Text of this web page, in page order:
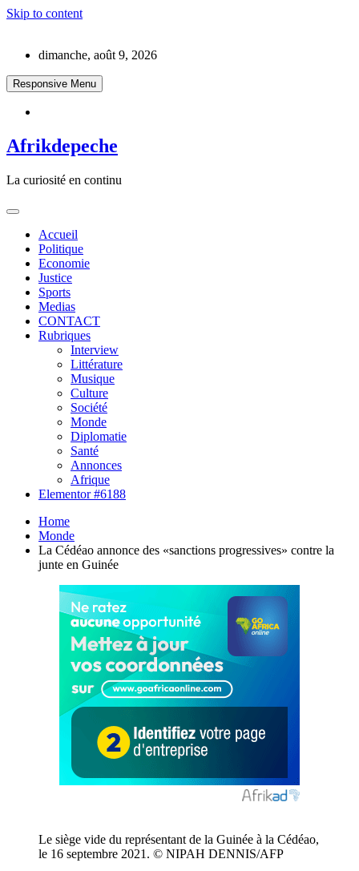
Skip to content
dimanche, août 9, 2026
Responsive Menu
Afrikdepeche
La curiosité en continu
Accueil
Politique
Economie
Justice
Sports
Medias
CONTACT
Rubriques
Interview
Littérature
Musique
Culture
Société
Monde
Diplomatie
Santé
Annonces
Afrique
Elementor #6188
Home
Monde
La Cédéao annonce des «sanctions progressives» contre la
junte en Guinée
Le siège vide du représentant de la Guinée à la Cédéao,
le 16 septembre 2021. © NIPAH DENNIS/AFP